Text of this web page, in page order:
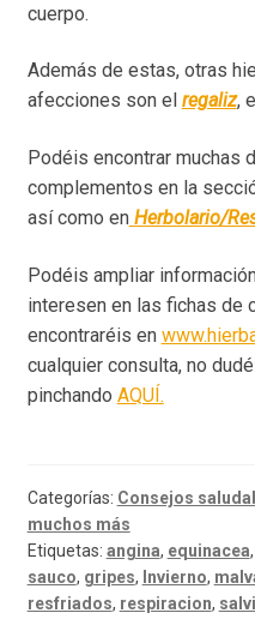
cuerpo.
Además de estas, otras
afecciones son el regaliz,
Podéis encontrar muchas
complementos en la
así como enHerbolario/
Podéis ampliar
interesen en las fichas de
encontraréis en
cualquier consulta, no
pinchando AQUÍ.
Categorías: Consejos
muchos más
Etiquetas: angina, equinacea,
sauco, gripes, Invierno,
resfriados, respiracion,